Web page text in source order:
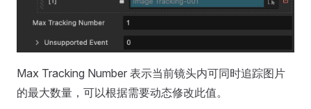
Max Tracking Number 表示当前镜头内可同时追踪图片
的最大数量，可以根据需要动态修改此值。